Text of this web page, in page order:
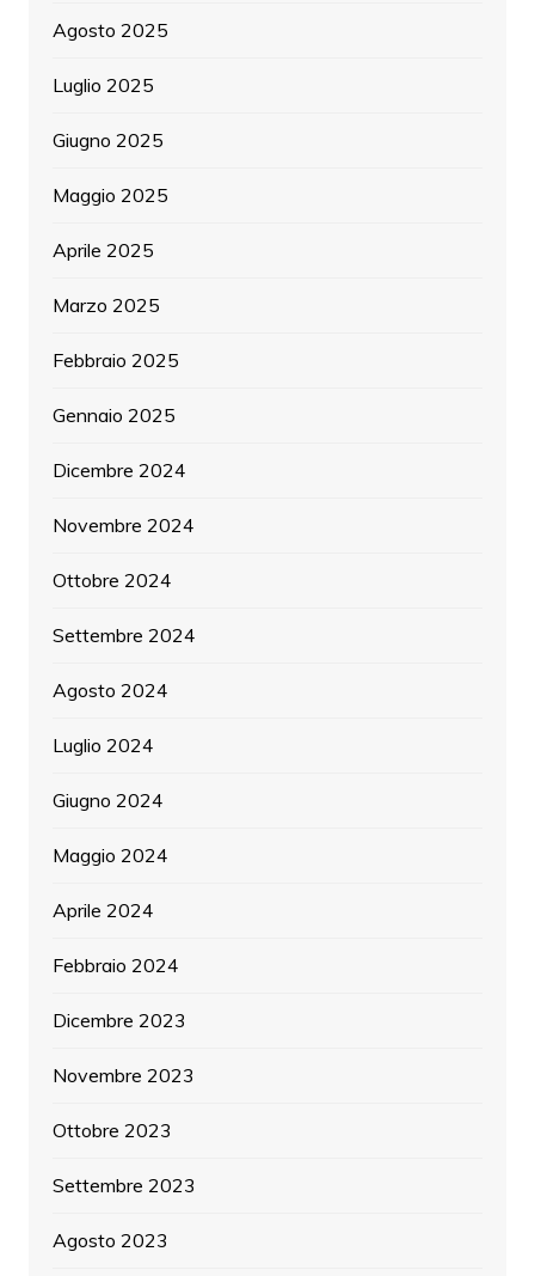
Agosto 2025
Luglio 2025
Giugno 2025
Maggio 2025
Aprile 2025
Marzo 2025
Febbraio 2025
Gennaio 2025
Dicembre 2024
Novembre 2024
Ottobre 2024
Settembre 2024
Agosto 2024
Luglio 2024
Giugno 2024
Maggio 2024
Aprile 2024
Febbraio 2024
Dicembre 2023
Novembre 2023
Ottobre 2023
Settembre 2023
Agosto 2023